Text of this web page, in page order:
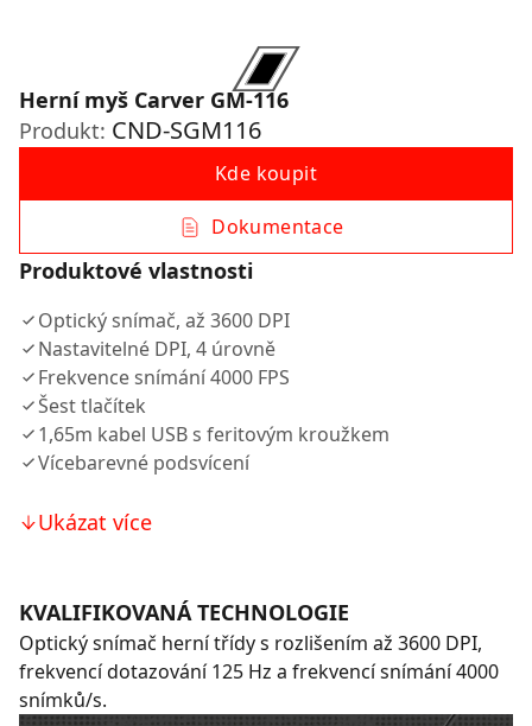
Herní myš Carver GM-116
Produkt: CND-SGM116
Kde koupit
Dokumentace
Produktové vlastnosti
Optický snímač, až 3600 DPI
Nastavitelné DPI, 4 úrovně
Frekvence snímání 4000 FPS
Šest tlačítek
1,65m kabel USB s feritovým kroužkem
Vícebarevné podsvícení
Ukázat více
KVALIFIKOVANÁ TECHNOLOGIE
Optický snímač herní třídy s rozlišením až 3600 DPI,
frekvencí dotazování 125 Hz a frekvencí snímání 4000
snímků/s.